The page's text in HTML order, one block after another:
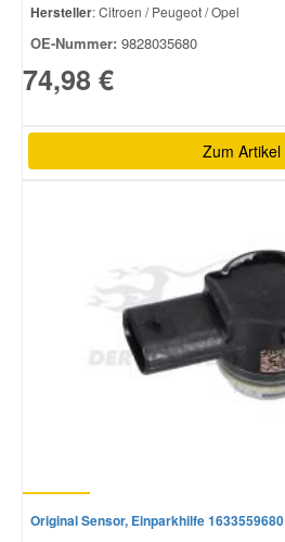
Hersteller: Citroen / Peugeot / Opel
OE-Nummer: 9828035680
74,98 €
Zum Artikel
Original Sensor, Einparkhilfe 1633559680